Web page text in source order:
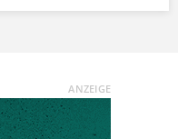
ANZEIGE